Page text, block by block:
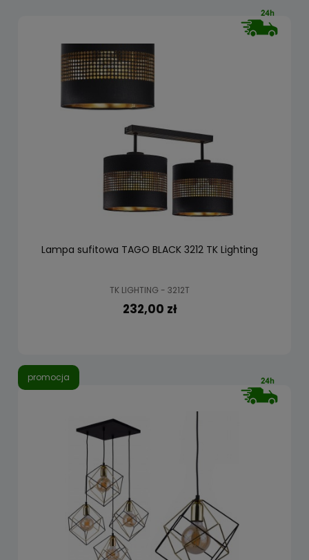
Lampa sufitowa TAGO BLACK 3212 TK Lighting
TK LIGHTING - 3212T
232,00 zł
promocja